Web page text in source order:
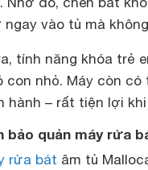
vào tủ mà
tính năng khóa trẻ
con nhỏ. Máy còn
hành – rất tiện lợi
bảo quản máy rửa
rửa bát âm tủ